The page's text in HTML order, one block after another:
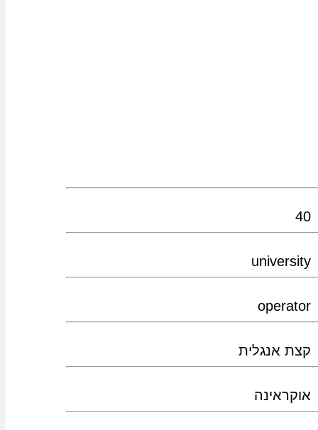
40
university
operator
קצת אנגלית
אוקראינה